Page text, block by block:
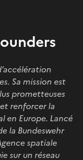
Sa mission est
prometteuses
renforcer la
en Europe. Lancé
la Bundeswehr
spatiale
sur un réseau